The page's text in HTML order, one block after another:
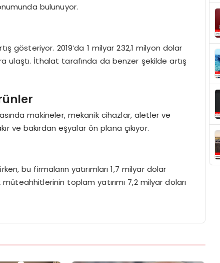
bulunuyor.
gösteriyor. 2019’da 1 milyar 232,1 milyon dolar
ulaştı. İthalat tarafında da benzer şekilde artış
makineler, mekanik cihazlar, aletler ve
ve bakırdan eşyalar ön plana çıkıyor.
bu firmaların yatırımları 1,7 milyar dolar
toplam yatırımı 7,2 milyar doları